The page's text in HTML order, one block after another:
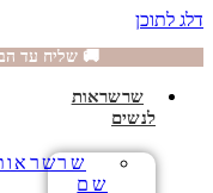
דלג לתוכן
🚚 שליח עד הבית
שרשראות
לנשים
שם